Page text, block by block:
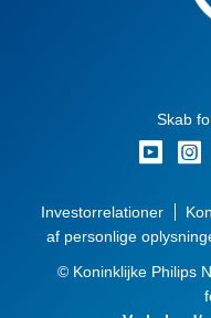
Skab
Investorrelationer
af personlige
© Koninklijke Philips